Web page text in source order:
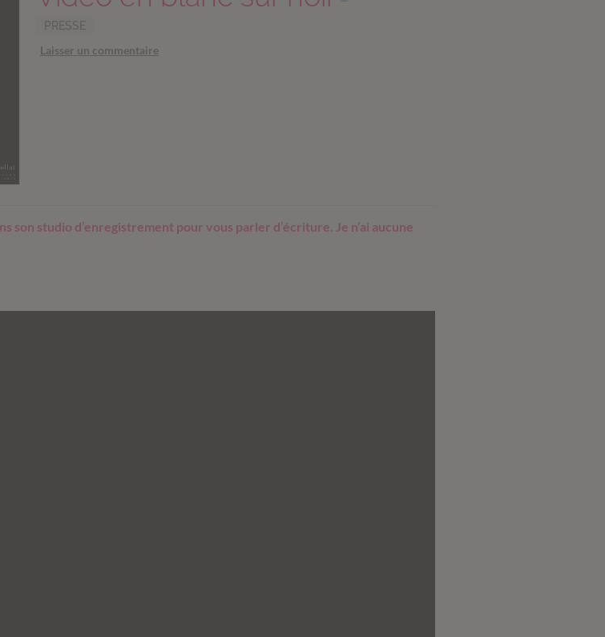
PRESSE
Laisser un commentaire
son studio d’enregistrement pour vous parler d’écriture. Je n’ai aucune